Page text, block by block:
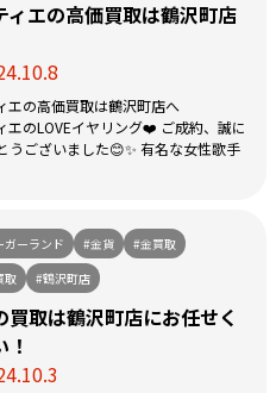
ィエの高価買取は鶴沢町店
エの高価買取は鶴沢町店へ
エのLOVEイヤリング❤️ ご成約、誠に
うございました😊✨ 有名な女性歌手
ガーランド #金貨
#金買取
取
#鶴沢町店
買取は鶴沢町店にお任せく